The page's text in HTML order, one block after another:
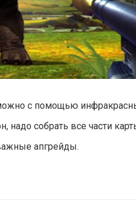
с помощью
надо собрать все части
апгрейды.